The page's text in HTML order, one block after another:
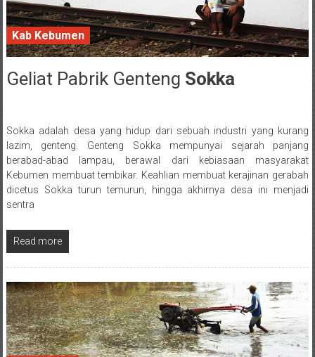
Kab Kebumen
19 December 2017
Geliat Pabrik Genteng Sokka
Posted By: wirawan
Sokka adalah desa yang hidup dari sebuah industri yang kurang
lazim, genteng. Genteng Sokka mempunyai sejarah panjang
berabad-abad lampau, berawal dari kebiasaan masyarakat
Kebumen membuat tembikar. Keahlian membuat kerajinan gerabah
dicetus Sokka turun temurun, hingga akhirnya desa ini menjadi
sentra
Read more